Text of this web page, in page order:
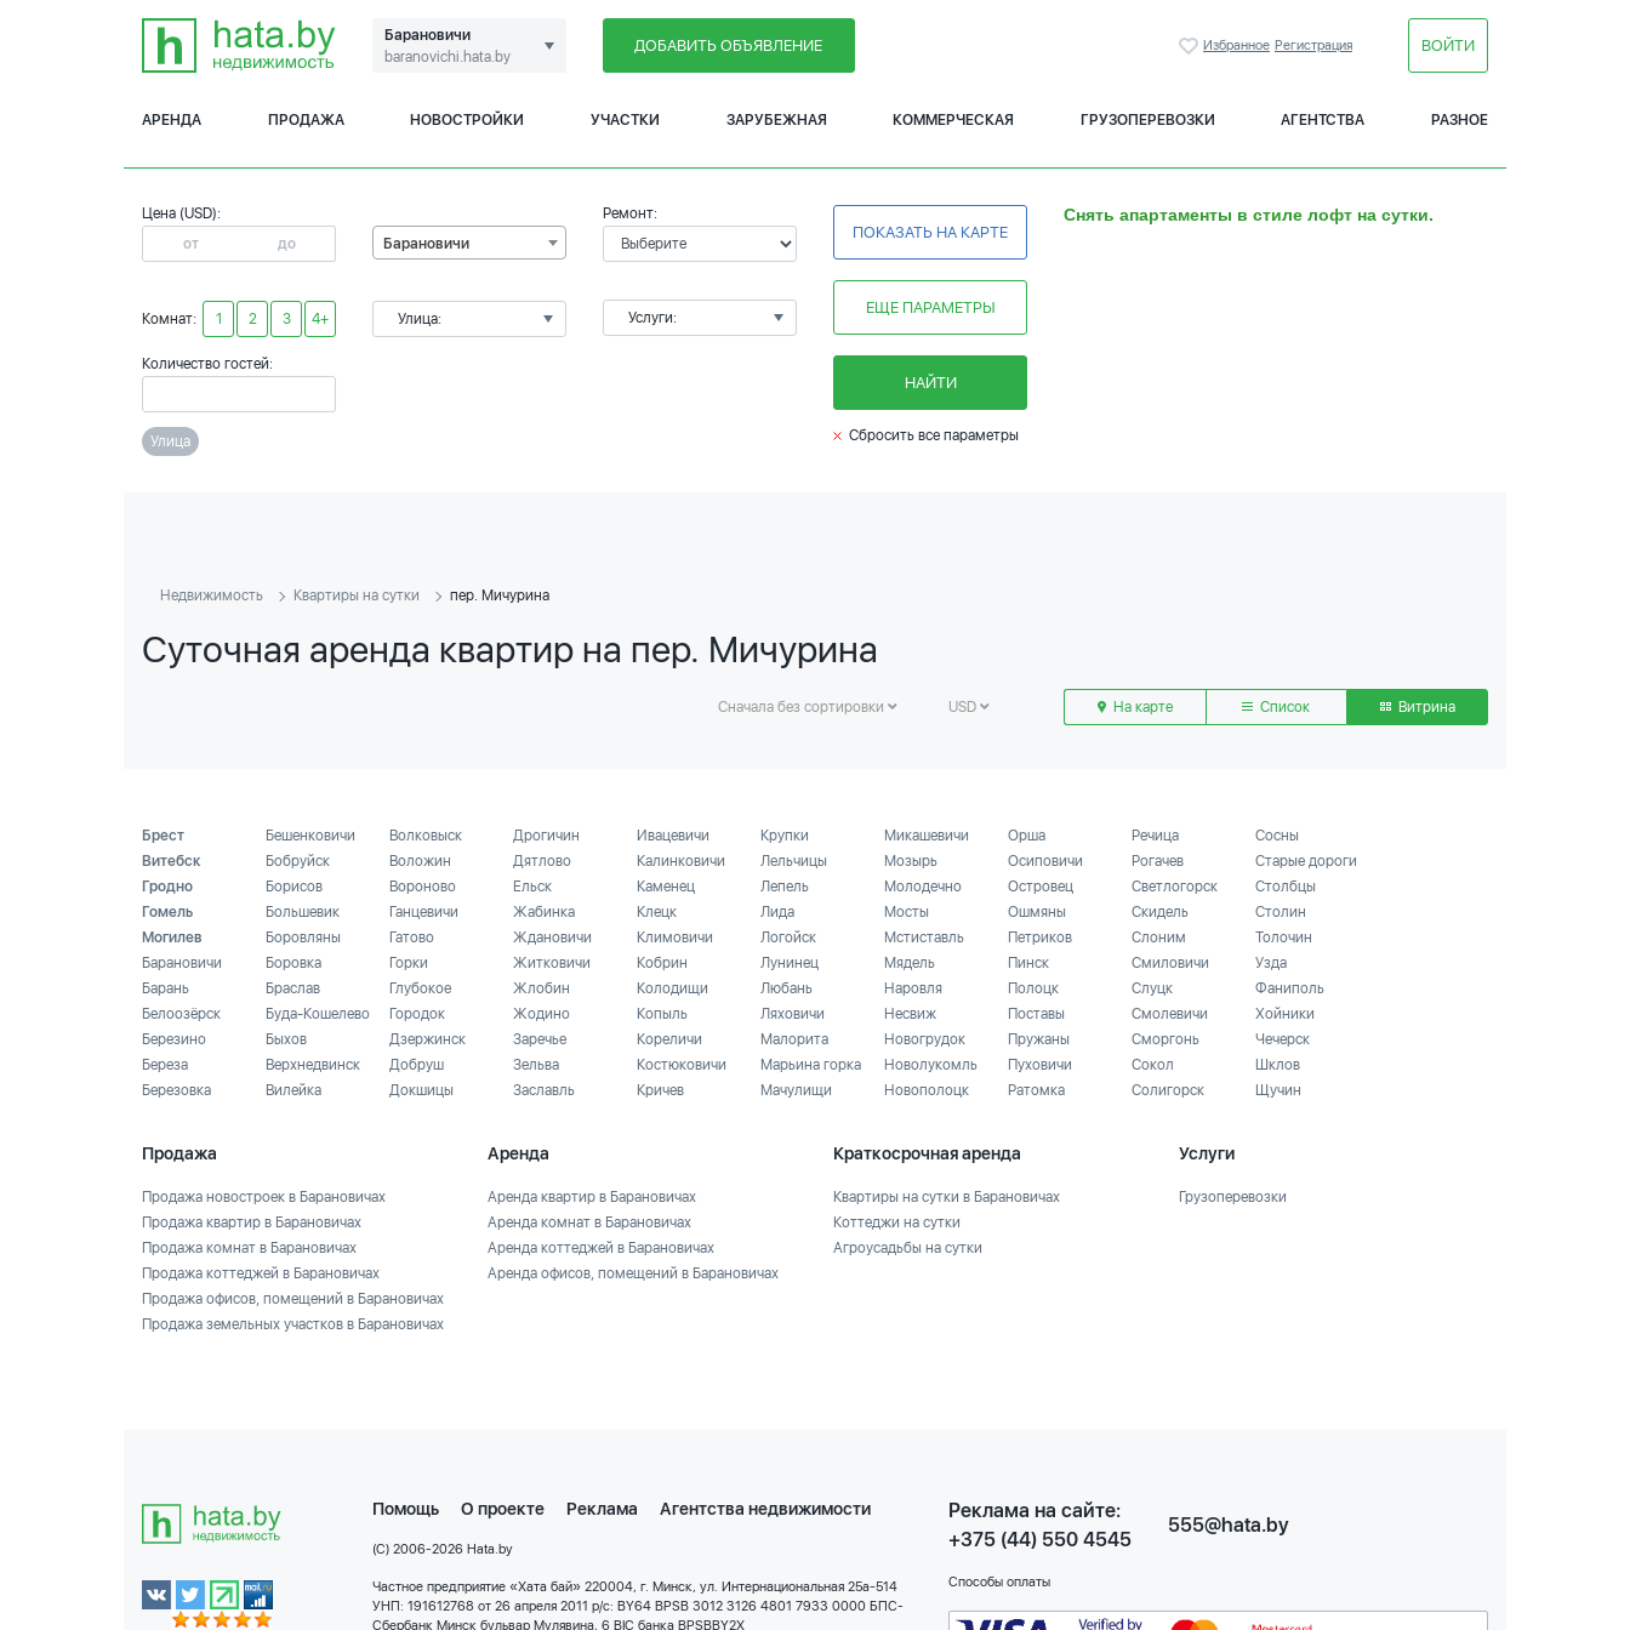
Барановичи
baranovichi.hata.by
ДОБАВИТЬ ОБЪЯВЛЕНИЕ Избранное Регистрация ВОЙТИ
АРЕНДА ПРОДАЖА НОВОСТРОЙКИ УЧАСТКИ ЗАРУБЕЖНАЯ КОММЕРЧЕСКАЯ ГРУЗОПЕРЕВОЗКИ АГЕНТСТВА РАЗНОЕ
Цена (USD):
Комнат: 1 2 3 4+
Количество гостей:
Барановичи
Улица:
Ремонт:
Услуги:
ПОКАЗАТЬ НА КАРТЕ
ЕЩЕ ПАРАМЕТРЫ
НАЙТИ
Снять апартаменты в стиле лофт на сутки.
Улица Сбросить все параметры
Недвижимость Квартиры на сутки пер. Мичурина
Суточная аренда квартир на пер. Мичурина
Сначала без сортировки USD На карте Список Витрина
Брест
Витебск
Гродно
Гомель
Могилев
Барановичи
Барань
Белоозёрск
Березино
Береза
Березовка
Бешенковичи
Бобруйск
Борисов
Большевик
Боровляны
Боровка
Браслав
Буда-Кошелево
Быхов
Верхнедвинск
Вилейка
Волковыск
Воложин
Вороново
Ганцевичи
Гатово
Горки
Глубокое
Городок
Дзержинск
Добруш
Докшицы
Дрогичин
Дятлово
Ельск
Жабинка
Ждановичи
Житковичи
Жлобин
Жодино
Заречье
Зельва
Заславль
Ивацевичи
Калинковичи
Каменец
Клецк
Климовичи
Кобрин
Колодищи
Копыль
Кореличи
Костюковичи
Кричев
Крупки
Лельчицы
Лепель
Лида
Логойск
Лунинец
Любань
Ляховичи
Малорита
Марьина горка
Мачулищи
Микашевичи
Мозырь
Молодечно
Мосты
Мстиставль
Мядель
Наровля
Несвиж
Новогрудок
Новолукомль
Новополоцк
Орша
Осиповичи
Островец
Ошмяны
Петриков
Пинск
Полоцк
Поставы
Пружаны
Пуховичи
Ратомка
Речица
Рогачев
Светлогорск
Скидель
Слоним
Смиловичи
Слуцк
Смолевичи
Сморгонь
Сокол
Солигорск
Сосны
Старые дороги
Столбцы
Столин
Толочин
Узда
Фаниполь
Хойники
Чечерск
Шклов
Щучин
Продажа
Продажа новостроек в Барановичах
Продажа квартир в Барановичах
Продажа комнат в Барановичах
Продажа коттеджей в Барановичах
Продажа офисов, помещений в Барановичах
Продажа земельных участков в Барановичах
Аренда
Аренда квартир в Барановичах
Аренда комнат в Барановичах
Аренда коттеджей в Барановичах
Аренда офисов, помещений в Барановичах
Краткосрочная аренда
Квартиры на сутки в Барановичах
Коттеджи на сутки
Агроусадьбы на сутки
Услуги
Грузоперевозки
Помощь О проекте Реклама Агентства недвижимости
(C) 2006-2026 Hata.by
Частное предприятие «Хата бай» 220004, г. Минск, ул. Интернациональная 25а-514
УНП: 191612768 от 26 апреля 2011 р/с: BY64 BPSB 3012 3126 4801 7933 0000 БПС-
Сбербанк Минск бульвар Мулявина, 6 BIC банка BPSBBY2X
Реклама на сайте:
+375 (44) 550 4545
555@hata.by
Способы оплаты